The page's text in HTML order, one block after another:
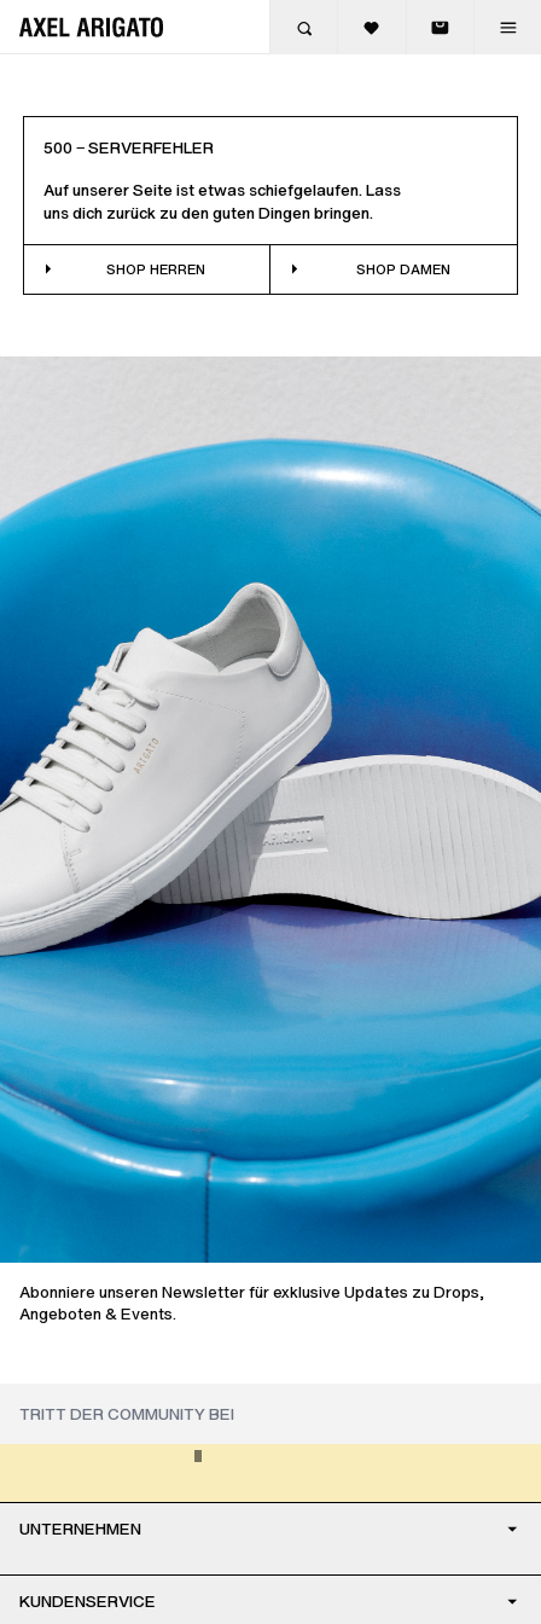
500 ‒ SERVERFEHLER
Auf unserer Seite ist etwas schiefgelaufen. Lass
uns dich zurück zu den guten Dingen bringen.
SHOP HERREN SHOP DAMEN
Abonniere unseren Newsletter für exklusive Updates zu Drops,
Angeboten & Events.
UNTERNEHMEN
KUNDENSERVICE